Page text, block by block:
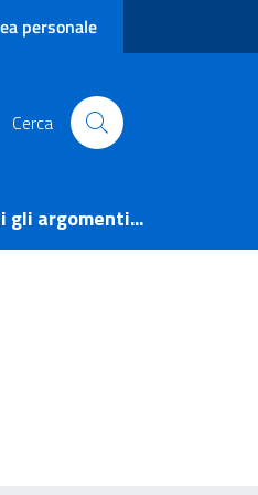
personale
Cerca
gli argomenti...